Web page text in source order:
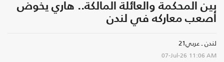
بين المحكمة والعائلة المالكة.. هاري يخوض
أصعب معاركه في لندن
لندن ـ عربي21
07-Jul-26 11:06 AM